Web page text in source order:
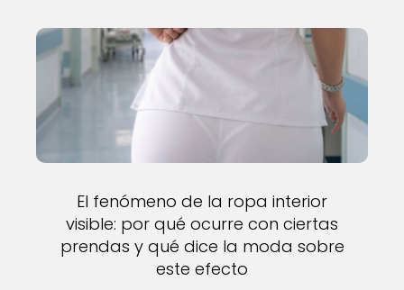
El fenómeno de la ropa interior
visible: por qué ocurre con ciertas
prendas y qué dice la moda sobre
este efecto